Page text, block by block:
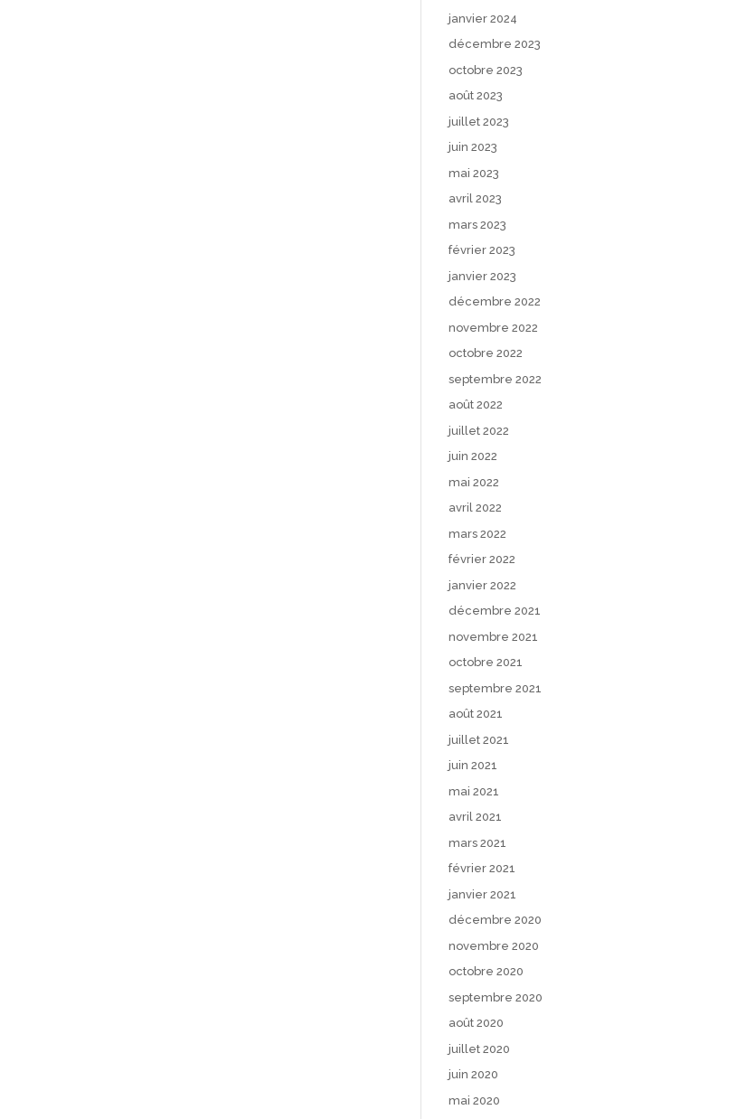
janvier 2024
décembre 2023
octobre 2023
août 2023
juillet 2023
juin 2023
mai 2023
avril 2023
mars 2023
février 2023
janvier 2023
décembre 2022
novembre 2022
octobre 2022
septembre 2022
août 2022
juillet 2022
juin 2022
mai 2022
avril 2022
mars 2022
février 2022
janvier 2022
décembre 2021
novembre 2021
octobre 2021
septembre 2021
août 2021
juillet 2021
juin 2021
mai 2021
avril 2021
mars 2021
février 2021
janvier 2021
décembre 2020
novembre 2020
octobre 2020
septembre 2020
août 2020
juillet 2020
juin 2020
mai 2020